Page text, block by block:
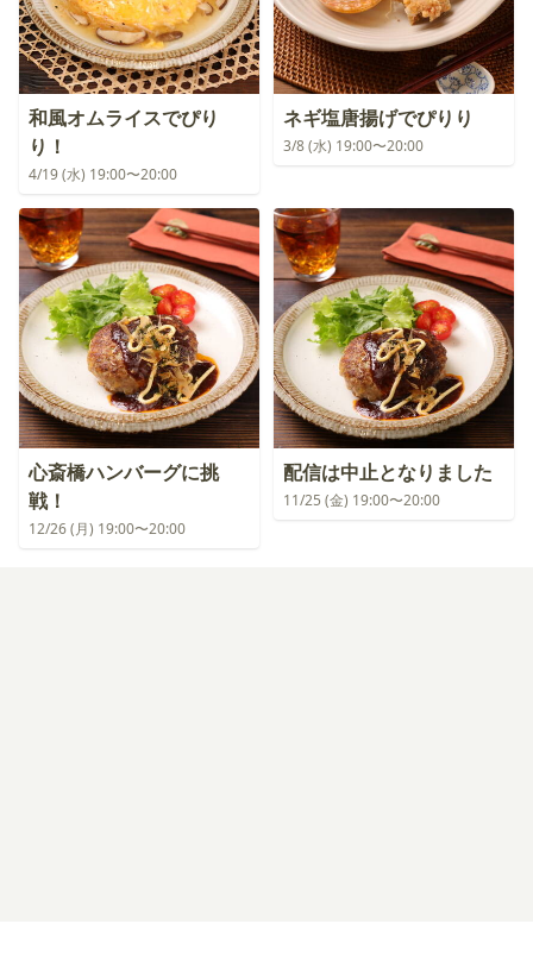
和風オムライスでぴり
り！
4/19 (水) 19:00〜20:00
ネギ塩唐揚げでぴりり
3/8 (水) 19:00〜20:00
心斎橋ハンバーグに挑
戦！
12/26 (月) 19:00〜20:00
配信は中止となりました
11/25 (金) 19:00〜20:00